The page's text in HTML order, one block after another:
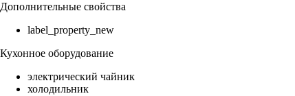
Дополнительные свойства
label_property_new
Кухонное оборудование
электрический чайник
холодильник